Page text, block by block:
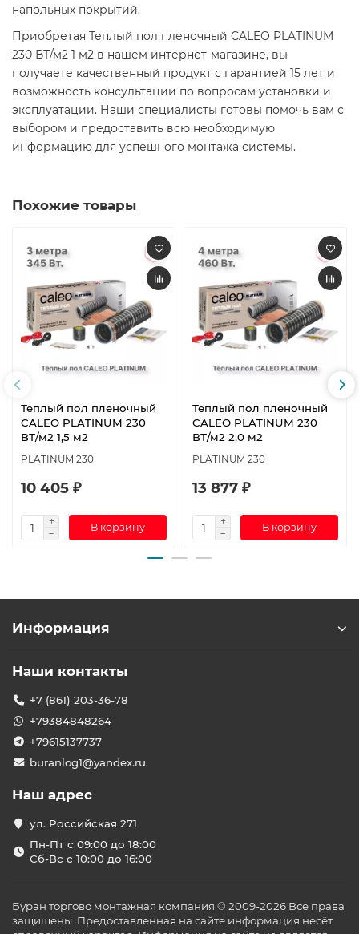
напольных покрытий.​
Приобретая Теплый пол пленочный CALEO PLATINUM
230 ВТ/м2 1 м2 в нашем интернет-магазине, вы
получаете качественный продукт с гарантией 15 лет и
возможность консультации по вопросам установки и
эксплуатации. Наши специалисты готовы помочь вам с
выбором и предоставить всю необходимую
информацию для успешного монтажа системы.​
Похожие товары
Теплый пол пленочный
CALEO PLATINUM 230
ВТ/м2 1,5 м2
PLATINUM 230
10 405 ₽
В корзину
Теплый пол пленочный
CALEO PLATINUM 230
ВТ/м2 2,0 м2
PLATINUM 230
13 877 ₽
В корзину
Информация
Наши контакты
+7 (861) 203-36-78
+79384848264
+79615137737
buranlog1@yandex.ru
Наш адрес
ул. Российская 271
Пн-Пт с 09:00 до 18:00
Сб-Вс с 10:00 до 16:00
Буран торгово монтажная компания © 2009-2026 Все права
защищены. Предоставленная на сайте информация несёт